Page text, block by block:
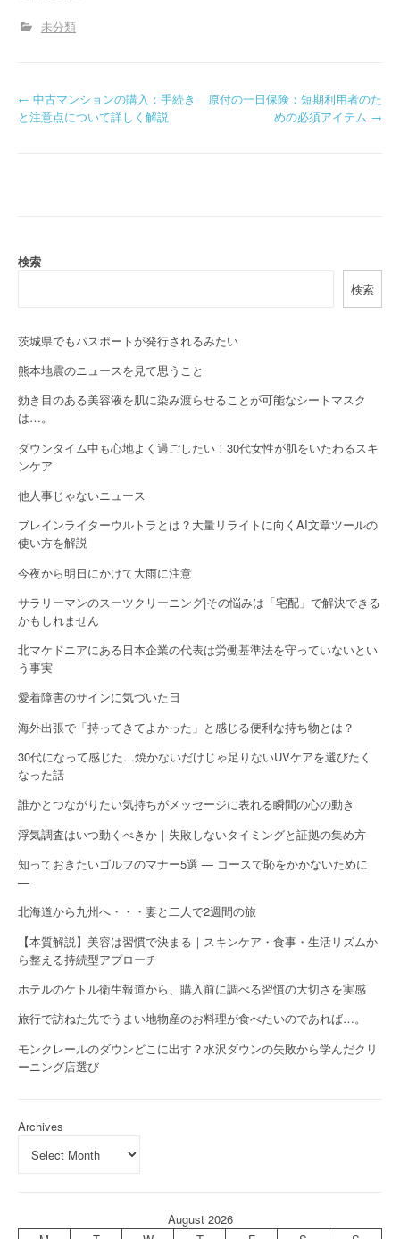
未分類
P
a
i
g
a
t
i
o
n
← 中古マンションの購入：手続き
と注意点について詳しく解説
原付の一日保険：短期利用者のた
めの必須アイテム →
検索
検索
茨城県でもパスポートが発行されるみたい
熊本地震のニュースを見て思うこと
効き目のある美容液を肌に染み渡らせることが可能なシートマスク
は…。
ダウンタイム中も心地よく過ごしたい！30代女性が肌をいたわるスキ
ンケア
他人事じゃないニュース
ブレインライターウルトラとは？大量リライトに向くAI文章ツールの
使い方を解説
今夜から明日にかけて大雨に注意
サラリーマンのスーツクリーニング|その悩みは「宅配」で解決できる
かもしれません
北マケドニアにある日本企業の代表は労働基準法を守っていないとい
う事実
愛着障害のサインに気づいた日
海外出張で「持ってきてよかった」と感じる便利な持ち物とは？
30代になって感じた…焼かないだけじゃ足りないUVケアを選びたく
なった話
誰かとつながりたい気持ちがメッセージに表れる瞬間の心の動き
浮気調査はいつ動くべきか｜失敗しないタイミングと証拠の集め方
知っておきたいゴルフのマナー5選 — コースで恥をかかないために
—
北海道から九州へ・・・妻と二人で2週間の旅
【本質解説】美容は習慣で決まる｜スキンケア・食事・生活リズムか
ら整える持続型アプローチ
ホテルのケトル衛生報道から、購入前に調べる習慣の大切さを実感
旅行で訪ねた先でうまい地物産のお料理が食べたいのであれば…。
モンクレールのダウンどこに出す？水沢ダウンの失敗から学んだクリ
ーニング店選び
Archives
August 2026